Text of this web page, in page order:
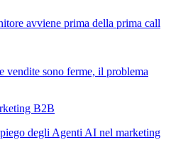
avviene prima della prima call
vendite sono ferme, il problema
B2B
degli Agenti AI nel marketing